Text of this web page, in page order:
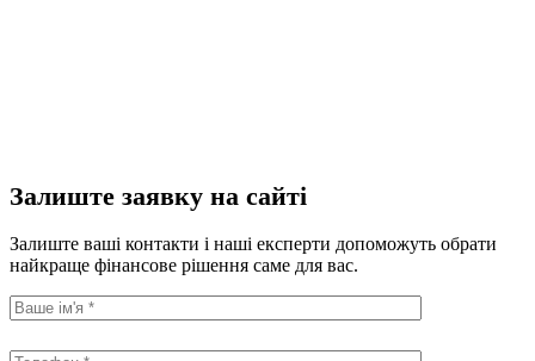
Залиште заявку на сайті
Залиште ваші контакти і наші експерти допоможуть обрати
найкраще фінансове рішення саме для вас.